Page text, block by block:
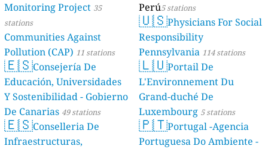
Monitoring Project 35
stations
Communities Against
Pollution (CAP) 11 stations
🇪🇸Consejería De
Educación, Universidades
Y Sostenibilidad - Gobierno
De Canarias 49 stations
🇪🇸Conselleria De
Infraestructuras,
Perú5 stations
🇺🇸Physicians For Social
Responsibility
Pennsylvania 114 stations
🇱🇺Portail De
L'Environnement Du
Grand-duché De
Luxembourg 5 stations
🇵🇹Portugal -Agencia
Portuguesa Do Ambiente -